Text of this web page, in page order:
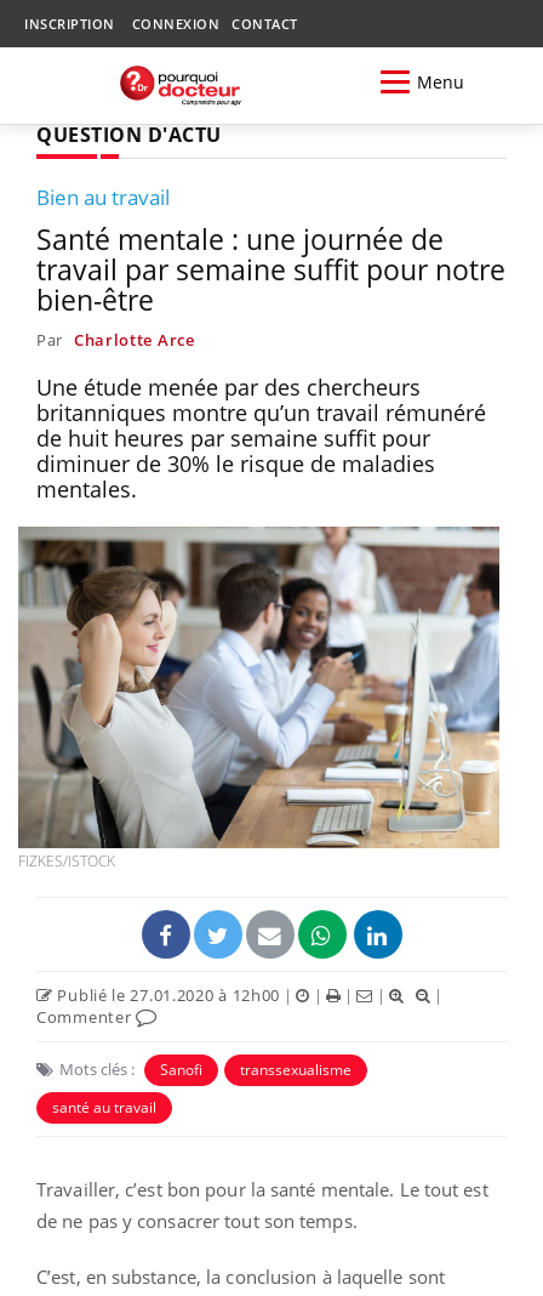
INSCRIPTION CONNEXION CONTACT
Menu
QUESTION D'ACTU
Bien au travail
Santé mentale : une journée de
travail par semaine suffit pour notre
bien-être
Par Charlotte Arce
Une étude menée par des chercheurs
britanniques montre qu’un travail rémunéré
de huit heures par semaine suffit pour
diminuer de 30% le risque de maladies
mentales.
FIZKES/ISTOCK
Publié le 27.01.2020 à 12h00 | | | |
|
Commenter
Mots clés : Sanofi
transsexualisme
santé au travail
Travailler, c’est bon pour la santé mentale. Le tout est
de ne pas y consacrer tout son temps.
C’est, en substance, la conclusion à laquelle sont